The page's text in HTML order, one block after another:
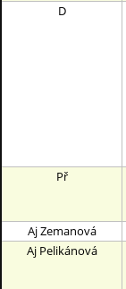
D
Př
Aj Zemanová
Aj Pelikánová